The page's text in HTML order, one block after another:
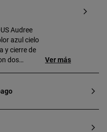
Audree
azul cielo
y cierre de
dos
asa
x 12 cm.
Ver más